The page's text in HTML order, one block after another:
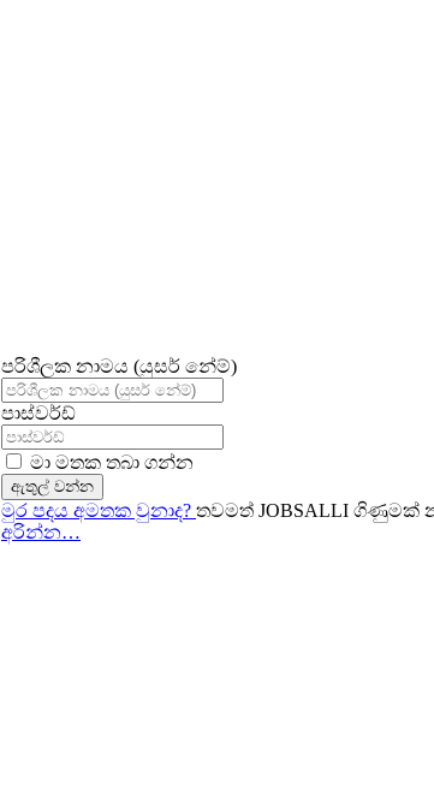
පරිශීලක නාමය (යුසර් නේම්)
පාස්වර්ඩ්
මා මතක තබා ගන්න
ඇතුල් වන්න
මුර පදය අමතක වුනාද? තවමත් JOBSALLI ගිණුමක්
අරින්න…